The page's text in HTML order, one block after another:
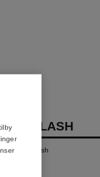
FLASH
in a Flash